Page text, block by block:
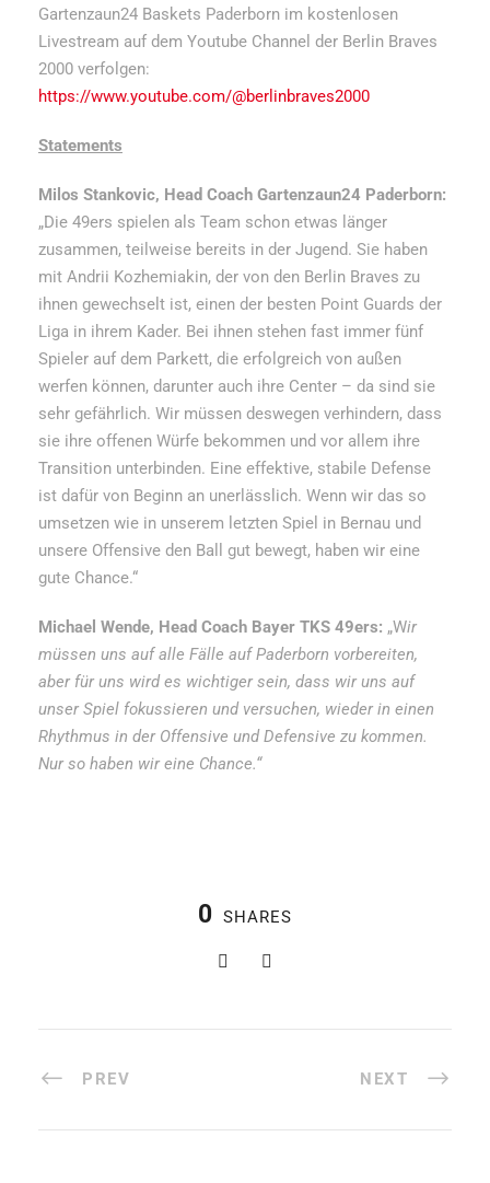
Gartenzaun24 Baskets Paderborn im kostenlosen
Livestream auf dem Youtube Channel der Berlin Braves
2000 verfolgen:
https://www.youtube.com/@berlinbraves2000
Statements
Milos Stankovic, Head Coach Gartenzaun24 Paderborn:
„Die 49ers spielen als Team schon etwas länger
zusammen, teilweise bereits in der Jugend. Sie haben
mit Andrii Kozhemiakin, der von den Berlin Braves zu
ihnen gewechselt ist, einen der besten Point Guards der
Liga in ihrem Kader. Bei ihnen stehen fast immer fünf
Spieler auf dem Parkett, die erfolgreich von außen
werfen können, darunter auch ihre Center – da sind sie
sehr gefährlich. Wir müssen deswegen verhindern, dass
sie ihre offenen Würfe bekommen und vor allem ihre
Transition unterbinden. Eine effektive, stabile Defense
ist dafür von Beginn an unerlässlich. Wenn wir das so
umsetzen wie in unserem letzten Spiel in Bernau und
unsere Offensive den Ball gut bewegt, haben wir eine
gute Chance.“
Michael Wende, Head Coach Bayer TKS 49ers: „Wir
müssen uns auf alle Fälle auf Paderborn vorbereiten,
aber für uns wird es wichtiger sein, dass wir uns auf
unser Spiel fokussieren und versuchen, wieder in einen
Rhythmus in der Offensive und Defensive zu kommen.
Nur so haben wir eine Chance.“
0 SHARES
PREV NEXT